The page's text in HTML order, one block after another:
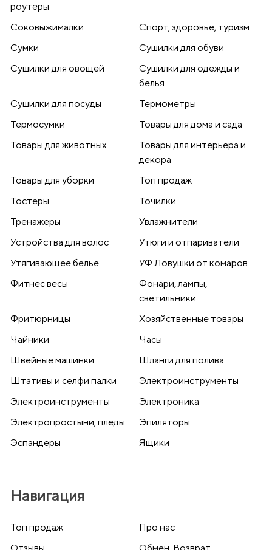
роутеры
Соковыжималки
Спорт, здоровье, туризм
Сумки
Сушилки для обуви
Сушилки для овощей
Сушилки для одежды и
белья
Сушилки для посуды
Термометры
Термосумки
Товары для дома и сада
Товары для животных
Товары для интерьера и
декора
Товары для уборки
Топ продаж
Тостеры
Точилки
Тренажеры
Увлажнители
Устройства для волос
Утюги и отпариватели
Утягивающее белье
УФ Ловушки от комаров
Фитнес весы
Фонари, лампы,
светильники
Фритюрницы
Хозяйственные товары
Чайники
Часы
Швейные машинки
Шланги для полива
Штативы и селфи палки
Электроинструменты
Электроинструменты
Электроника
Электропростыни, пледы
Эпиляторы
Эспандеры
Ящики
Навигация
Топ продаж
Про нас